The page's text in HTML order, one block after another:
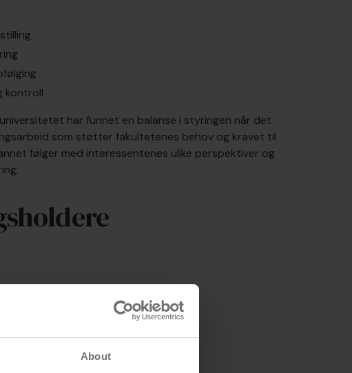
About
kontroll
har funnet en balanse i styringen når det
som støtter fakultetenes behov og kravet til
følger med interessentenes ulike perspektiver og